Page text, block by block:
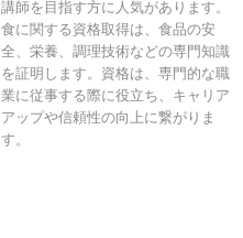
講師を目指す方に人気があります。
食に関する資格取得は、食品の安
全、栄養、調理技術などの専門知識
を証明します。資格は、専門的な職
業に従事する際に役立ち、キャリア
アップや信頼性の向上に繋がりま
す。